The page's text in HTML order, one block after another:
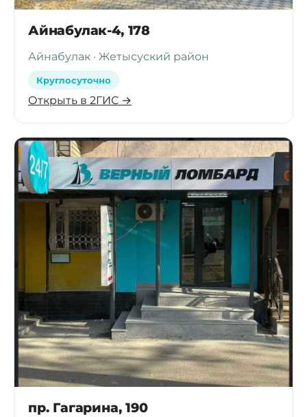
Айнабулак-4, 178
Айнабулак · Жетысуский район
Круглосуточно
Открыть в 2ГИС →
пр. Гагарина, 190